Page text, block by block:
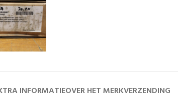
INFORMATIEOVER HET MERKVERZENDING